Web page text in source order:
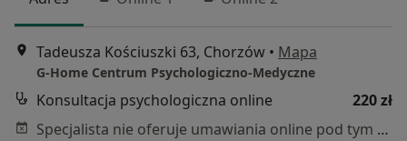
Tadeusza Kościuszki 63, Chorzów • Mapa
G-Home Centrum Psychologiczno-Medyczne
Konsultacja psychologiczna online
220 zł
Specjalista nie oferuje umawiania online pod tym adresem.